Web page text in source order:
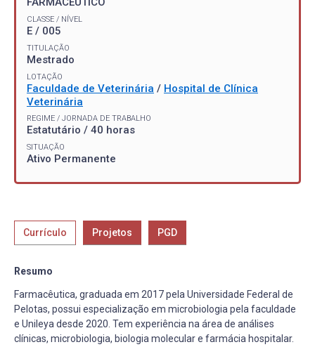
CLASSE / NÍVEL
E / 005
TITULAÇÃO
Mestrado
LOTAÇÃO
Faculdade de Veterinária / Hospital de Clínica
Veterinária
REGIME / JORNADA DE TRABALHO
Estatutário / 40 horas
SITUAÇÃO
Ativo Permanente
Currículo Projetos PGD
Resumo
Farmacêutica, graduada em 2017 pela Universidade Federal de
Pelotas, possui especialização em microbiologia pela faculdade
e Unileya desde 2020. Tem experiência na área de análises
clínicas, microbiologia, biologia molecular e farmácia hospitalar.